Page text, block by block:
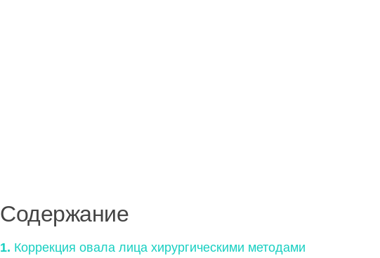
Содержание
1. Коррекция овала лица хирургическими методами